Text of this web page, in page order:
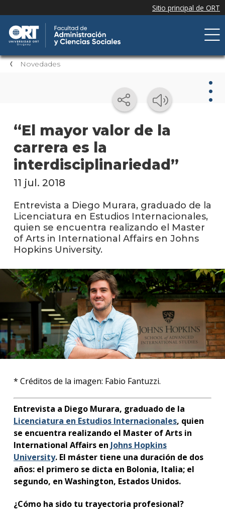
Novedades
“El mayor valor de la
carrera es la
interdisciplinariedad”
La
en
los
Blog
de la
11 jul. 2018
Entrevista a Diego Murara, graduado de la
Licenciatura en Estudios Internacionales,
quien se encuentra realizando el Master
of Arts in International Affairs en Johns
Hopkins University.
* Créditos de la imagen: Fabio Fantuzzi.
Entrevista a Diego Murara, graduado de la
Licenciatura en Estudios Internacionales, quien
se encuentra realizando el Master of Arts in
International Affairs en Johns Hopkins
University. El máster tiene una duración de dos
años: el primero se dicta en Bolonia, Italia; el
segundo, en Washington, Estados Unidos.
¿Cómo ha sido tu trayectoria profesional?